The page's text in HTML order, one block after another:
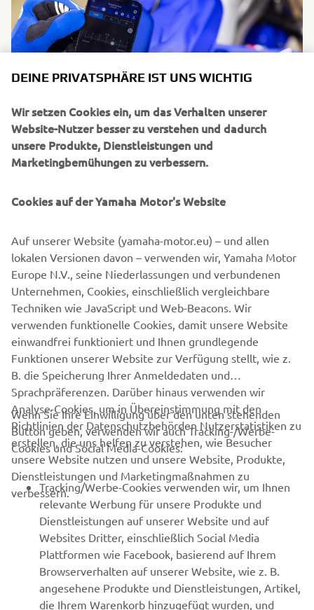
UNTERNEHMEN
B2B
MEHR YAMAHA
SUPPORT
DEINE PRIVATSPHÄRE IST UNS WICHTIG
Wir setzen Cookies ein, um das Verhalten unserer
Website-Nutzer besser zu verstehen und dadurch
unsere Produkte, Dienstleistungen und
Marketingbemühungen zu verbessern.
Cookies auf der Yamaha Motor's Website
Auf unserer Website (yamaha-motor.eu) – und allen
lokalen Versionen davon – verwenden wir, Yamaha Motor
Europe N.V., seine Niederlassungen und verbundenen
Unternehmen, Cookies, einschließlich vergleichbare
Techniken wie JavaScript und Web-Beacons. Wir
verwenden funktionelle Cookies, damit unsere Website
einwandfrei funktioniert und Ihnen grundlegende
Funktionen unserer Website zur Verfügung stellt, wie z.
B. die Speicherung Ihrer Anmeldedaten und
Sprachpräferenzen. Darüber hinaus verwenden wir
Analyse-Cookies, um in Übereinstimmung mit den
Richtlinien der Datenschutzbehörden Nutzerstatistiken zu
erstellen, die uns helfen zu verstehen, wie Besucher
unsere Website nutzen und unsere Website, Produkte,
Dienstleistungen und Marketingmaßnahmen zu
verbessern.
Wenn Sie Ihre Einwilligung über den unten stehenden
Button geben, verwenden wir auch Tracking-/Werbe-
Cookies und Social Media-Cookies:
Tracking/Werbe-Cookies verwenden wir, um Ihnen
relevante Werbung für unsere Produkte und
Dienstleistungen auf unserer Website und auf
Websites Dritter, einschließlich Social Media
Plattformen wie Facebook, basierend auf Ihrem
Browserverhalten auf unserer Website, wie z. B.
angesehene Produkte und Dienstleistungen, Artikel,
die Ihrem Warenkorb hinzugefügt wurden, und